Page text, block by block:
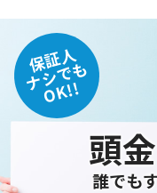
保証人
ナシでも
OK!!
頭金
誰でも